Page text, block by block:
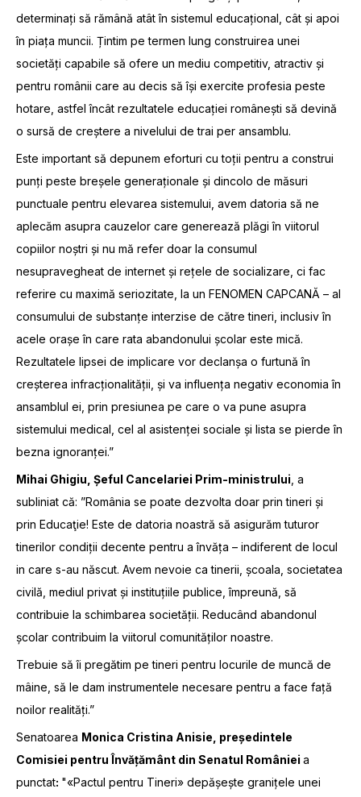
determinați să rămână atât în sistemul educațional, cât și apoi
în piața muncii. Țintim pe termen lung construirea unei
societăți capabile să ofere un mediu competitiv, atractiv și
pentru românii care au decis să își exercite profesia peste
hotare, astfel încât rezultatele educației românești să devină
o sursă de creștere a nivelului de trai per ansamblu.
Este important să depunem eforturi cu toții pentru a construi
punți peste breșele generaționale și dincolo de măsuri
punctuale pentru elevarea sistemului, avem datoria să ne
aplecăm asupra cauzelor care generează plăgi în viitorul
copiilor noștri și nu mă refer doar la consumul
nesupravegheat de internet și rețele de socializare, ci fac
referire cu maximă seriozitate, la un FENOMEN CAPCANĂ – al
consumului de substanțe interzise de către tineri, inclusiv în
acele orașe în care rata abandonului școlar este mică.
Rezultatele lipsei de implicare vor declanșa o furtună în
creșterea infracționalității, și va influența negativ economia în
ansamblul ei, prin presiunea pe care o va pune asupra
sistemului medical, cel al asistenței sociale și lista se pierde în
bezna ignoranței.”
Mihai Ghigiu, Șeful Cancelariei Prim-ministrului, a
subliniat că: ”România se poate dezvolta doar prin tineri și
prin Educaţie! Este de datoria noastră să asigurăm tuturor
tinerilor condiții decente pentru a învăța – indiferent de locul
in care s-au născut. Avem nevoie ca tinerii, școala, societatea
civilă, mediul privat și instituțiile publice, împreună, să
contribuie la schimbarea societății. Reducând abandonul
școlar contribuim la viitorul comunităților noastre.
Trebuie să îi pregătim pe tineri pentru locurile de muncă de
mâine, să le dam instrumentele necesare pentru a face față
noilor realități.”
Senatoarea Monica Cristina Anisie, președintele
Comisiei pentru Învățământ din Senatul României a
punctat: "«Pactul pentru Tineri» depășește granițele unei